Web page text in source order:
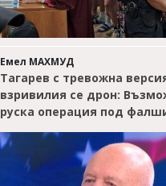
Емел МАХМУД
Тагарев с тревожна
взривилия се дрон:
руска операция под